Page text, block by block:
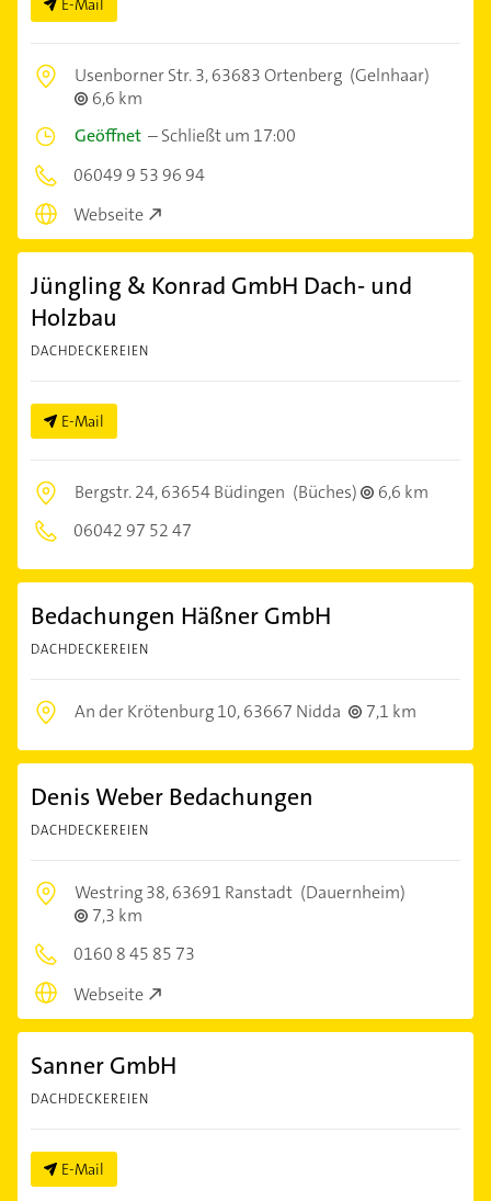
Usenborner Str. 3,63683 Ortenberg (Gelnhaar)
6,6 km
Geöffnet –Schließt um 17:00
06049 9 53 96 94
Webseite
Jüngling & Konrad GmbH Dach- und
Holzbau
DACHDECKEREIEN
E-Mail
Bergstr. 24,63654 Büdingen (Büches)
6,6 km
06042 97 52 47
Bedachungen Häßner GmbH
DACHDECKEREIEN
An der Krötenburg 10,63667 Nidda 7,1 km
Denis Weber Bedachungen
DACHDECKEREIEN
Westring 38,63691 Ranstadt (Dauernheim)
7,3 km
0160 8 45 85 73
Webseite
Sanner GmbH
DACHDECKEREIEN
E-Mail